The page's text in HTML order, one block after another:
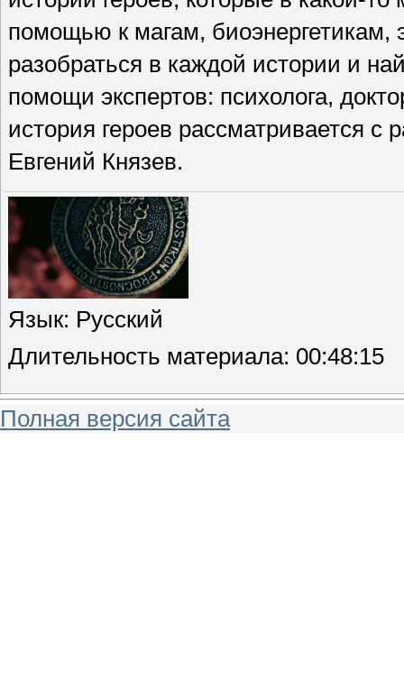
помощью к магам, биоэнергетикам,
разобраться в каждой истории и
помощи экспертов: психолога,
история героев рассматривается
Евгений Князев.
Язык: Русский
Длительность материала: 00:48:15
Полная версия сайта